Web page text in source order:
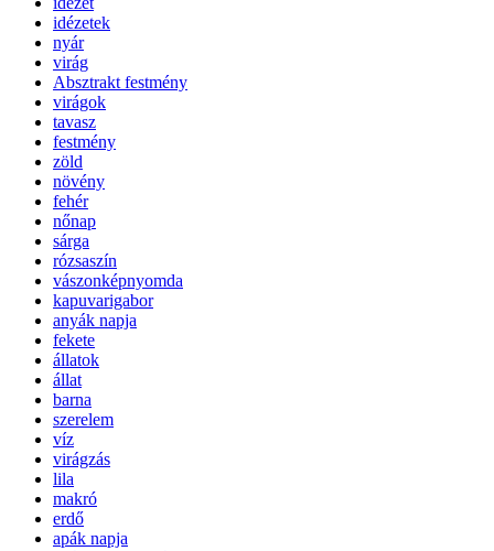
idézetek
nyár
virág
Absztrakt festmény
virágok
tavasz
festmény
zöld
növény
fehér
nőnap
sárga
rózsaszín
vászonképnyomda
kapuvarigabor
anyák napja
fekete
állatok
állat
barna
szerelem
víz
virágzás
lila
makró
erdő
apák napja